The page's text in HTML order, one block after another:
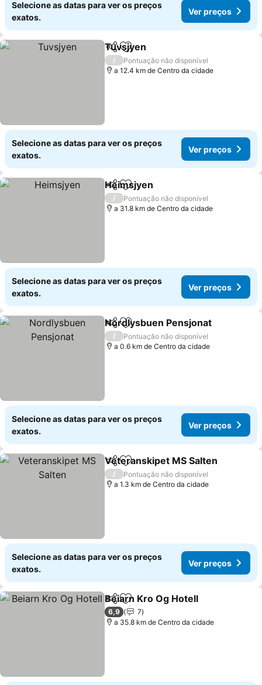
Selecione as datas para ver os preços
exatos.
Ver preços
PartilharAdicionar aos favoritos
Tuvsjyen
/
Pontuação não disponível
a 12.4 km de Centro da cidade
Selecione as datas para ver os preços
exatos.
Ver preços
PartilharAdicionar aos favoritos
Heimsjyen
/
Pontuação não disponível
a 31.8 km de Centro da cidade
Selecione as datas para ver os preços
exatos.
Ver preços
PartilharAdicionar aos favoritos
Nordlysbuen Pensjonat
/
Pontuação não disponível
a 0.6 km de Centro da cidade
Selecione as datas para ver os preços
exatos.
Ver preços
PartilharAdicionar aos favoritos
Veteranskipet MS Salten
/
Pontuação não disponível
a 1.3 km de Centro da cidade
Selecione as datas para ver os preços
exatos.
Ver preços
PartilharAdicionar aos favoritos
Beiarn Kro Og Hotell
6,9
7
a 35.8 km de Centro da cidade